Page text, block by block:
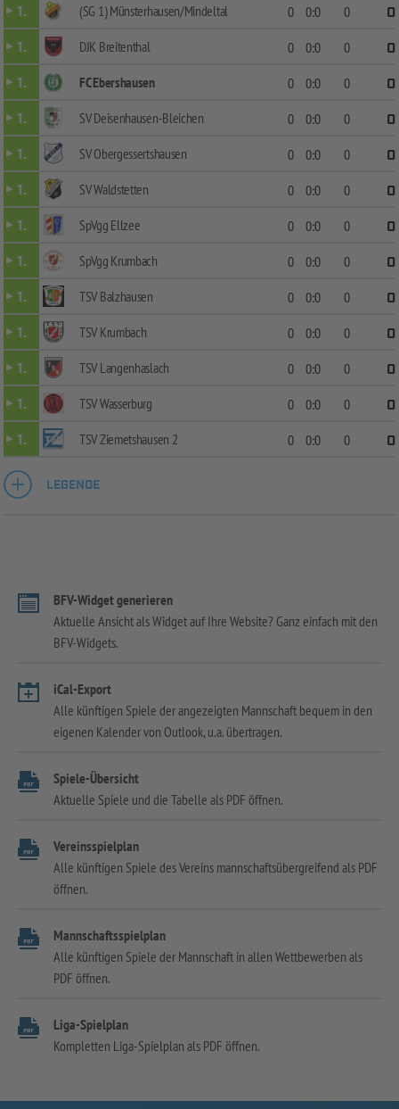
1.
(SG 1) Münsterhausen/Mindeltal 0 0:0 0
0
1.
DJK Breitenthal 0 0:0 0
0
1.
FC Ebershausen 0 0:0 0
0
1.
SV Deisenhausen-Bleichen 0 0:0 0
0
1.
SV Obergessertshausen 0 0:0 0
0
1.
SV Waldstetten 0 0:0 0
0
1.
SpVgg Ellzee 0 0:0 0
0
1.
SpVgg Krumbach 0 0:0 0
0
1.
TSV Balzhausen 0 0:0 0
0
1.
TSV Krumbach 0 0:0 0
0
1.
TSV Langenhaslach 0 0:0 0
0
1.
TSV Wasserburg 0 0:0 0
0
1.
TSV Ziemetshausen 2 0 0:0 0 0
LEGENDE
BFV-Widget generieren
Aktuelle Ansicht als Widget auf Ihre Website? Ganz einfach mit den
BFV-Widgets.
iCal-Export
Alle künftigen Spiele der angezeigten Mannschaft bequem in den
eigenen Kalender von Outlook, u.a. übertragen.
Spiele-Übersicht
Aktuelle Spiele und die Tabelle als PDF öffnen.
Vereinsspielplan
Alle künftigen Spiele des Vereins mannschaftsübergreifend als PDF
öffnen.
Mannschaftsspielplan
Alle künftigen Spiele der Mannschaft in allen Wettbewerben als
PDF öffnen.
Liga-Spielplan
Kompletten Liga-Spielplan als PDF öffnen.